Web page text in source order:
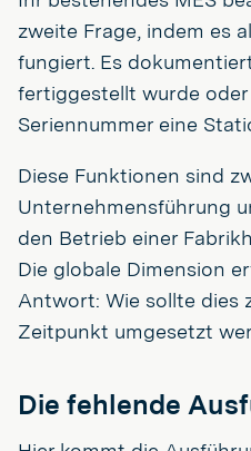
zweite Frage, indem es
fungiert. Es
fertiggestellt wurde oder
Seriennummer eine
Diese Funktionen sind
Unternehmensführung
den Betrieb einer
Die globale Dimension
Antwort: Wie sollte dies
Zeitpunkt umgesetzt
Die fehlende